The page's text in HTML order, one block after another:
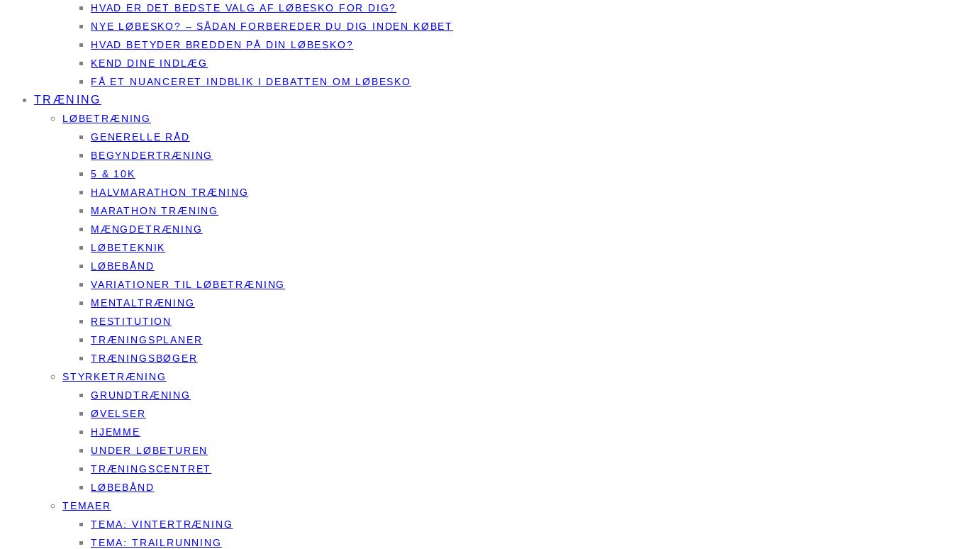
HVAD ER DET BEDSTE VALG AF LØBESKO FOR DIG?
NYE LØBESKO? – SÅDAN FORBEREDER DU DIG INDEN KØBET
HVAD BETYDER BREDDEN PÅ DIN LØBESKO?
KEND DINE INDLÆG
FÅ ET NUANCERET INDBLIK I DEBATTEN OM LØBESKO
TRÆNING
LØBETRÆNING
GENERELLE RÅD
BEGYNDERTRÆNING
5 & 10K
HALVMARATHON TRÆNING
MARATHON TRÆNING
MÆNGDETRÆNING
LØBETEKNIK
LØBEBÅND
VARIATIONER TIL LØBETRÆNING
MENTALTRÆNING
RESTITUTION
TRÆNINGSPLANER
TRÆNINGSBØGER
STYRKETRÆNING
GRUNDTRÆNING
ØVELSER
HJEMME
UNDER LØBETUREN
TRÆNINGSCENTRET
LØBEBÅND
TEMAER
TEMA: VINTERTRÆNING
TEMA: TRAILRUNNING